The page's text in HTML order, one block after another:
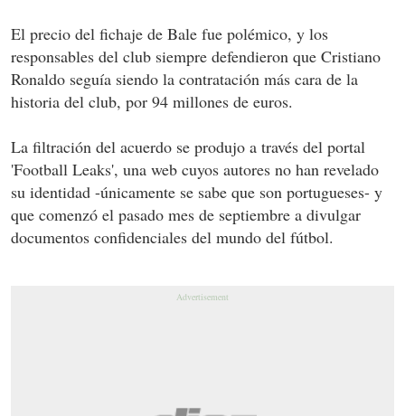
El precio del fichaje de Bale fue polémico, y los
responsables del club siempre defendieron que Cristiano
Ronaldo seguía siendo la contratación más cara de la
historia del club, por 94 millones de euros.
La filtración del acuerdo se produjo a través del portal
'Football Leaks', una web cuyos autores no han revelado
su identidad -únicamente se sabe que son portugueses- y
que comenzó el pasado mes de septiembre a divulgar
documentos confidenciales del mundo del fútbol.